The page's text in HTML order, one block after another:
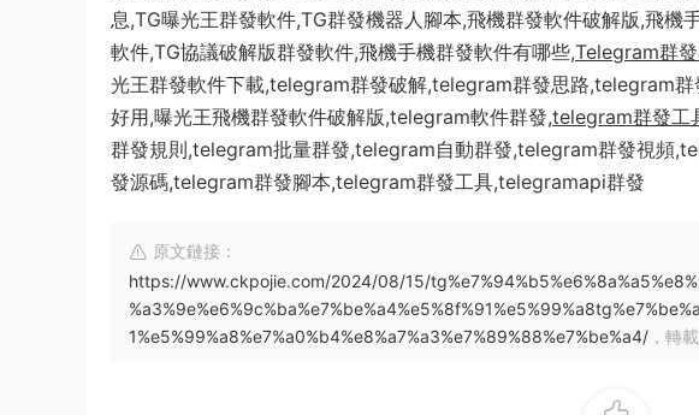
息,TG曝光王群發軟件,TG群發機器人腳本,飛機群發軟件破解版,飛
軟件,TG協議破解版群發軟件,飛機手機群發軟件有哪些,Telegram群
光王群發軟件下載,telegram群發破解,telegram群發思路,telegram
好用,曝光王飛機群發軟件破解版,telegram軟件群發,telegram群發工
群發規則,telegram批量群發,telegram自動群發,telegram群發視頻
發源碼,telegram群發腳本,telegram群發工具,telegramapi群發
原文鏈接：
https://www.ckpojie.com/2024/08/15/
1%e5%99%a8%e7%a0%b4%e8%a7%a3%e7%89%88%e7%be%a4/ ，轉